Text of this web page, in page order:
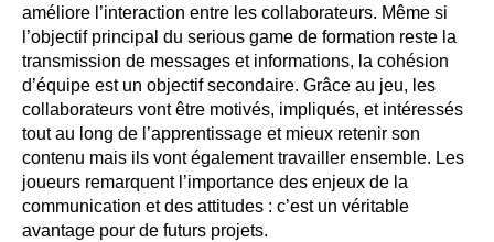
améliore l’interaction entre les collaborateurs. Même si
l’objectif principal du serious game de formation reste la
transmission de messages et informations, la cohésion
d’équipe est un objectif secondaire. Grâce au jeu, les
collaborateurs vont être motivés, impliqués, et intéressés
tout au long de l’apprentissage et mieux retenir son
contenu mais ils vont également travailler ensemble. Les
joueurs remarquent l’importance des enjeux de la
communication et des attitudes : c’est un véritable
avantage pour de futurs projets.